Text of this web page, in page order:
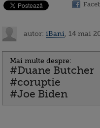
autor: iBani , 14 mai
Mai multe despre:
#Duane Butcher
#coruptie
#Joe Biden